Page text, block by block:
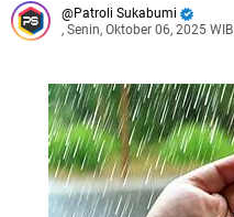
Patroli Sukabumi
, Senin, Oktober 06, 2025 WIB